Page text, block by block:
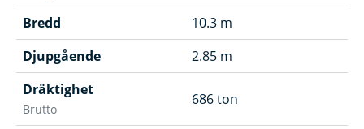
Bredd
10.3 m
Djupgående
2.85 m
Dräktighet
Brutto
686 ton